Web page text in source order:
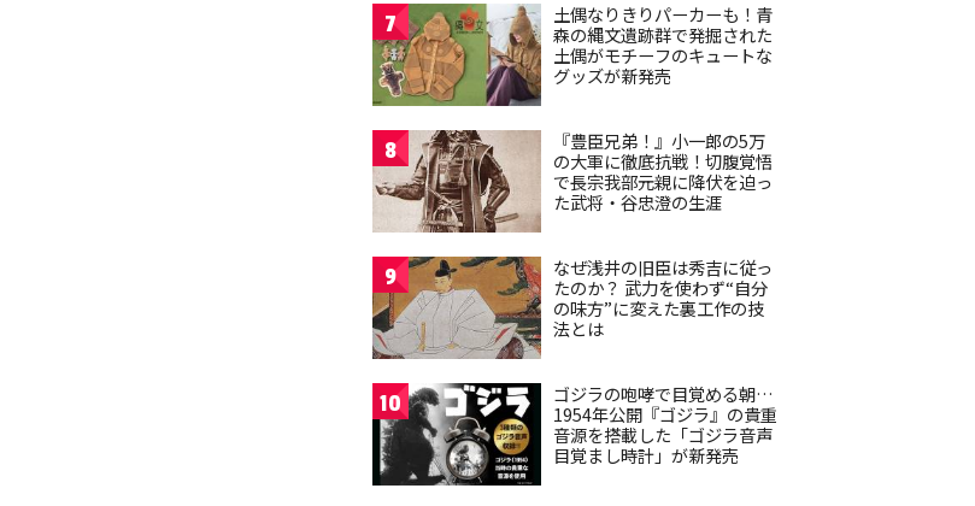
7
土偶なりきりパーカーも！青
森の縄文遺跡群で発掘された
土偶がモチーフのキュートな
グッズが新発売
8
『豊臣兄弟！』小一郎の5万
の大軍に徹底抗戦！切腹覚悟
で長宗我部元親に降伏を迫っ
た武将・谷忠澄の生涯
9
なぜ浅井の旧臣は秀吉に従っ
たのか？ 武力を使わず“自分
の味方”に変えた裏工作の技
法とは
10
ゴジラの咆哮で目覚める朝…
1954年公開『ゴジラ』の貴重
音源を搭載した「ゴジラ音声
目覚まし時計」が新発売